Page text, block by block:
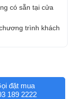
có sẵn tại cửa
chương trình khách
đặt mua
189 2222